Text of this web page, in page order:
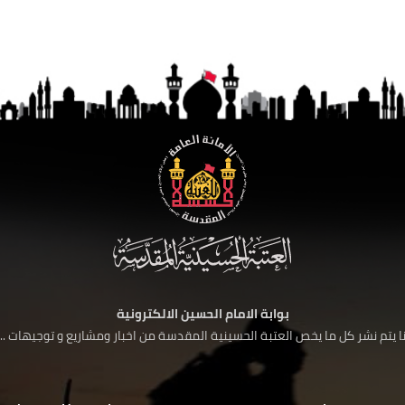
بوابة الامام الحسين الالكترونية
يتم نشر كل ما يخص العتبة الحسينية المقدسة من اخبار ومشاريع و توجيهات